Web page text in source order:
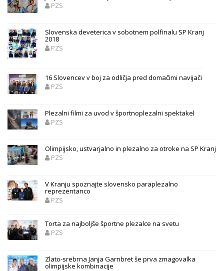
PZS
Slovenska deveterica v sobotnem polfinalu SP Kranj
2018
PZS
16 Slovencev v boj za odličja pred domačimi navijači
PZS
Plezalni filmi za uvod v športnoplezalni spektakel
PZS
Olimpijsko, ustvarjalno in plezalno za otroke na SP Kranj
PZS
V Kranju spoznajte slovensko paraplezalno
reprezentanco
PZS
Torta za najboljše športne plezalce na svetu
PZS
Zlato-srebrna Janja Garnbret še prva zmagovalka
olimpijske kombinacije